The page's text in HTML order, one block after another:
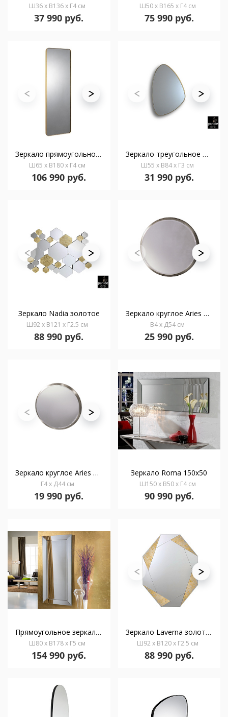
Ш36 x В136 x Г4 см
37 990 руб.
Ш50 x В165 x Г4 см
75 990 руб.
Зеркало прямоугольное Orio 65X180 золото
Ш65 x В180 x Г4 см
106 990 руб.
Зеркало треугольное Orio 84х55 золото
Ш55 x В84 x Г3 см
31 990 руб.
Зеркало Nadia золотое
Ш92 x В121 x Г2.5 см
88 990 руб.
Зеркало круглое Aries 54Ø серебряное
В4 x Д54 см
25 990 руб.
Зеркало круглое Aries 44Ø серебряное
Г4 x Д44 см
19 990 руб.
Зеркало Roma 150x50
Ш150 x В50 x Г4 см
90 990 руб.
Прямоугольное зеркало Roma 178x80
Ш80 x В178 x Г5 см
154 990 руб.
Зеркало Laverna золотое
Ш92 x В120 x Г2.5 см
88 990 руб.